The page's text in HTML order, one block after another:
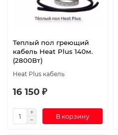
Теплый пол греющий
кабель Heat Plus 140м.
(2800Вт)
Heat Plus кабель
16 150 ₽
В корзину